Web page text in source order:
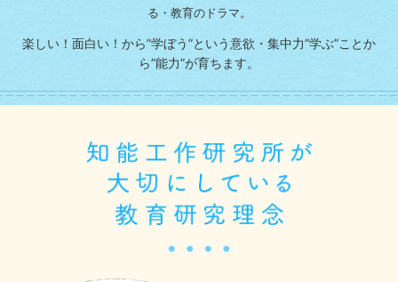
る・教育のドラマ。
楽しい！面白い！から”学ぼう”という意欲・集中力”学ぶ”ことか
ら”能力”が育ちます。